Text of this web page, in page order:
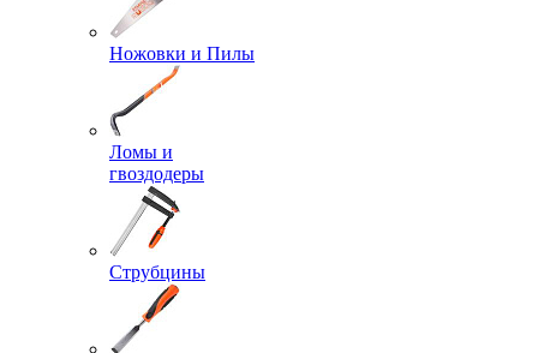
Ножовки и Пилы
Ломы и
гвоздодеры
Струбцины